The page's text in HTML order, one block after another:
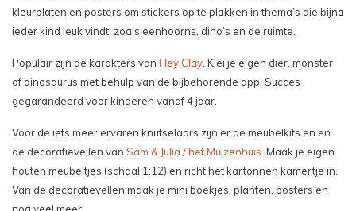
kleurplaten en posters om stickers op te plakken in thema’s die bijna
ieder kind leuk vindt, zoals eenhoorns, dino’s en de ruimte.
Populair zijn de karakters van Hey Clay . Klei je eigen dier, monster
of dinosaurus met behulp van de bijbehorende app. Succes
gegarandeerd voor kinderen vanaf 4 jaar.
Voor de iets meer ervaren knutselaars zijn er de meubelkits en en
de decoratievellen van Sam & Julia / het Muizenhuis . Maak je eigen
houten meubeltjes (schaal 1:12) en richt het kartonnen kamertje in.
Van de decoratievellen maak je mini boekjes, planten, posters en